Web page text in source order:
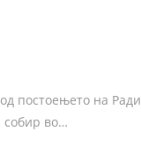
постоењето на
собир во…